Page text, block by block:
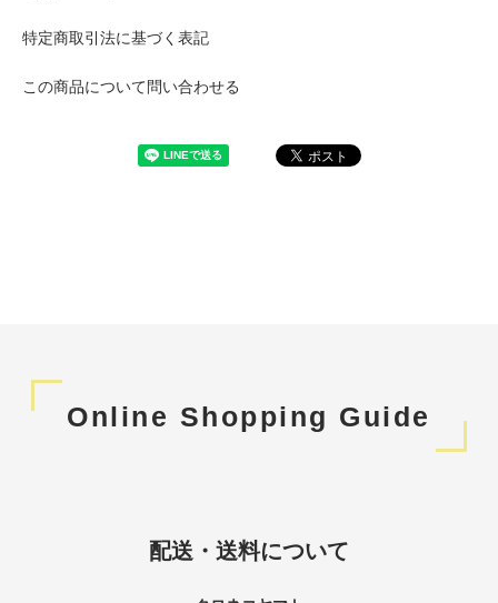
特定商取引法に基づく表記
この商品について問い合わせる
Online Shopping Guide
配送・送料について